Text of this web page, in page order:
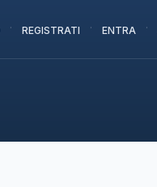
· REGISTRATI · ENTRA ·